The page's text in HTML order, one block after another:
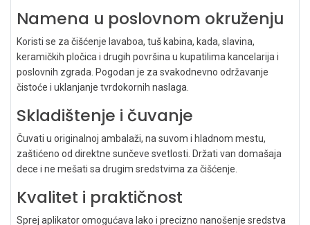
Namena u poslovnom okruženju
Koristi se za čišćenje lavaboa, tuš kabina, kada, slavina,
keramičkih pločica i drugih površina u kupatilima kancelarija i
poslovnih zgrada. Pogodan je za svakodnevno održavanje
čistoće i uklanjanje tvrdokornih naslaga.
Skladištenje i čuvanje
Čuvati u originalnoj ambalaži, na suvom i hladnom mestu,
zaštićeno od direktne sunčeve svetlosti. Držati van domašaja
dece i ne mešati sa drugim sredstvima za čišćenje.
Kvalitet i praktičnost
Sprej aplikator omogućava lako i precizno nanošenje sredstva